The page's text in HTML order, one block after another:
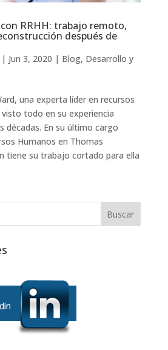
RRHH: trabajo remoto,
después de
| Jun 3, 2020 | Blog, Desarrollo y
una experta líder en recursos
todo en su experiencia
décadas. En su último cargo
Humanos en Thomas
tiene su trabajo cortado para ella